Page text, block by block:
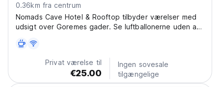
0.36km fra centrum
Nomads Cave Hotel & Rooftop tilbyder værelser med
udsigt over Goremes gader. Se luftballonerne uden at
Privat værelse til
€25.00
Ingen sovesale
tilgængelige